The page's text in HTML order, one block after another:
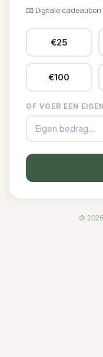
📧 Digitale cadeaubon
€25
€100
OF VOER EEN
© 2026